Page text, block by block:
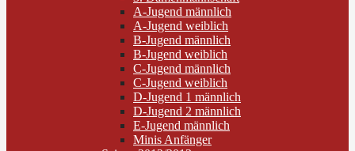
A-Jugend männlich
A-Jugend weiblich
B-Jugend männlich
B-Jugend weiblich
C-Jugend männlich
C-Jugend weiblich
D-Jugend 1 männlich
D-Jugend 2 männlich
E-Jugend männlich
Minis Anfänger